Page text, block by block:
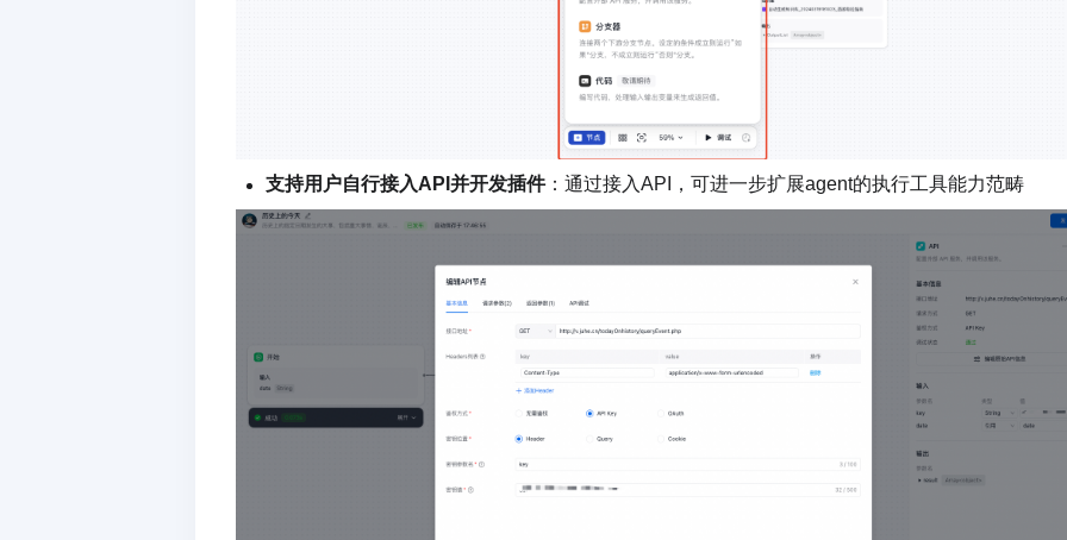
支持用户自行接入API并开发插件：通过接入API，可进一步扩展agent的执行工具能力范畴